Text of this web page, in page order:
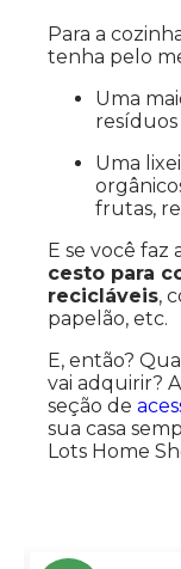
Para a
tenha pelo
Uma
resíduos
Uma
frutas,
E se você faz
cesto para
recicláveis,
papelão, etc.
E, então?
vai adquirir?
seção de
sua casa
Lots Home